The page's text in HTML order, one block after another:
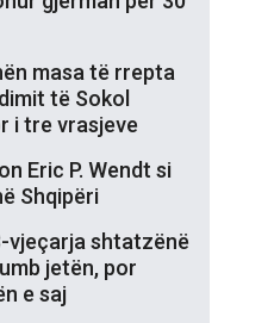
masa të rrepta
të Sokol
i tre vrasjeve
Eric P. Wendt si
Shqipëri
vjeçarja shtatzënë
jetën, por
e saj